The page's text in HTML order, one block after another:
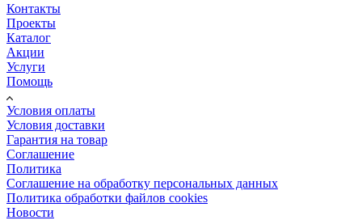
Контакты
Проекты
Каталог
Акции
Услуги
Помощь
Условия оплаты
Условия доставки
Гарантия на товар
Соглашение
Политика
Соглашение на обработку персональных данных
Политика обработки файлов cookies
Новости